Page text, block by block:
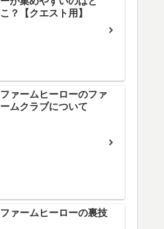
こ？【クエスト用】
ファームヒーローのファ
ームクラブについて
ファームヒーローの裏技